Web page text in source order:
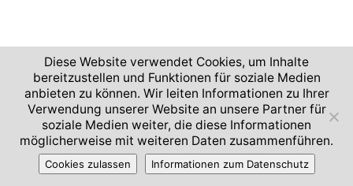
Diese Website verwendet Cookies, um Inhalte
bereitzustellen und Funktionen für soziale Medien
anbieten zu können. Wir leiten Informationen zu Ihrer
Verwendung unserer Website an unsere Partner für
soziale Medien weiter, die diese Informationen
möglicherweise mit weiteren Daten zusammenführen.
Cookies zulassen Informationen zum Datenschutz